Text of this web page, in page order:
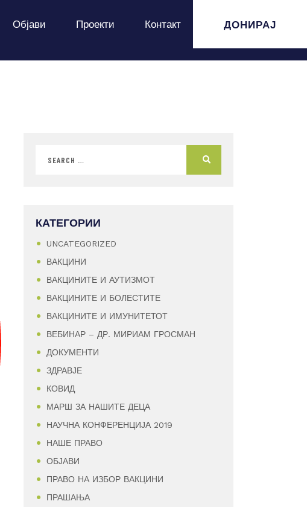
Објави Проекти Контакт ДОНИРАЈ
КАТЕГОРИИ
UNCATEGORIZED
ВАКЦИНИ
ВАКЦИНИТЕ И АУТИЗМОТ
ВАКЦИНИТЕ И БОЛЕСТИТЕ
ВАКЦИНИТЕ И ИМУНИТЕТОТ
ВЕБИНАР – ДР. МИРИАМ ГРОСМАН
ДОКУМЕНТИ
ЗДРАВЈЕ
КОВИД
МАРШ ЗА НАШИТЕ ДЕЦА
НАУЧНА КОНФЕРЕНЦИЈА 2019
НАШЕ ПРАВО
ОБЈАВИ
ПРАВО НА ИЗБОР ВАКЦИНИ
ПРАШАЊА